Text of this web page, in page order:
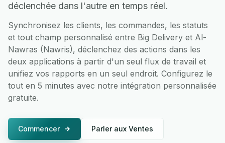
déclenchée dans l'autre en temps réel.
Synchronisez les clients, les commandes, les statuts
et tout champ personnalisé entre Big Delivery et Al-
Nawras (Nawris), déclenchez des actions dans les
deux applications à partir d'un seul flux de travail et
unifiez vos rapports en un seul endroit. Configurez le
tout en 5 minutes avec notre intégration personnalisée
gratuite.
Commencer Parler aux Ventes